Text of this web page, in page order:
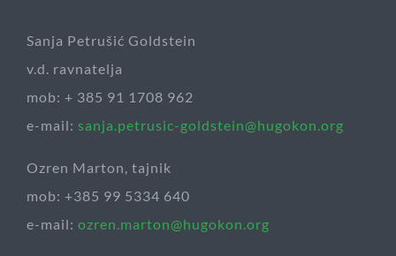
Sanja Petrušić Goldstein
v.d. ravnatelja
mob: + 385 91 1708 962
e-mail: sanja.petrusic-goldstein@hugokon.org
Ozren Marton, tajnik
mob: +385 99 5334 640
e-mail: ozren.marton@hugokon.org